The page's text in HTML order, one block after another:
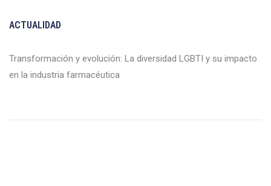
ACTUALIDAD
Transformación y evolución: La diversidad LGBTI y su impacto
en la industria farmacéutica